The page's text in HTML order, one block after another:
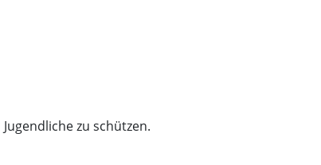
zu schützen.